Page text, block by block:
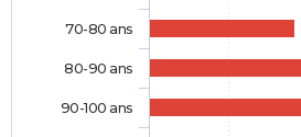
70-80 ans
80-90 ans
90-100 ans